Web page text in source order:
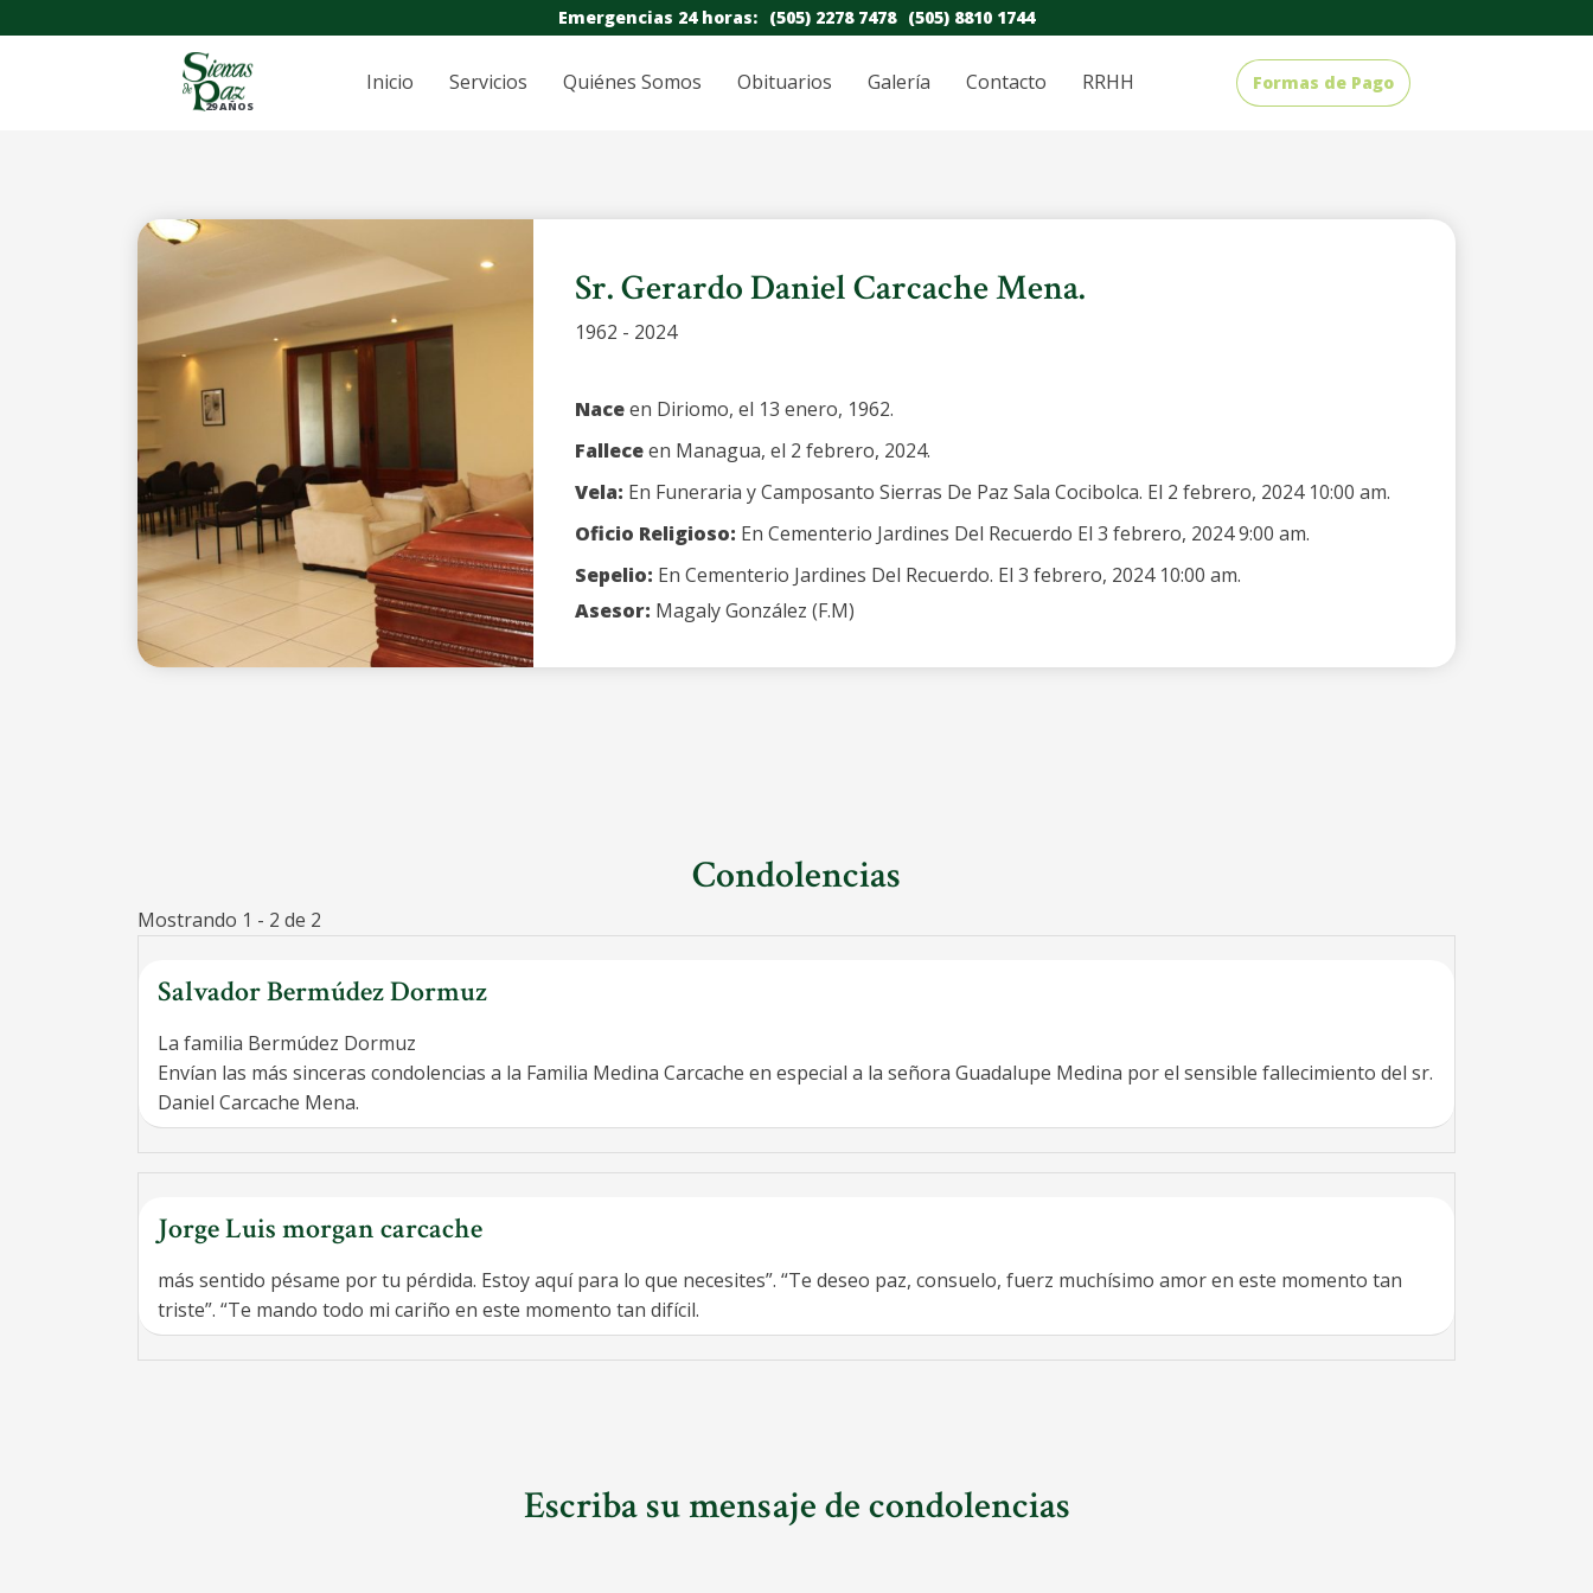
Emergencias 24 horas: (505) 2278 7478 (505) 8810 1744
29 AÑOS
Inicio Servicios Quiénes Somos Obituarios Galería Contacto RRHH Formas de Pago
Sr. Gerardo Daniel Carcache Mena.
1962 - 2024
Naceen Diriomo, el 13 enero, 1962.
Falleceen Managua, el 2 febrero, 2024.
Vela: En Funeraria y Camposanto Sierras De Paz Sala Cocibolca. El 2 febrero, 2024 10:00 am.
Oficio Religioso: En Cementerio Jardines Del Recuerdo El 3 febrero, 2024 9:00 am.
Sepelio: En Cementerio Jardines Del Recuerdo. El 3 febrero, 2024 10:00 am.
Asesor: Magaly González (F.M)
Condolencias
Mostrando 1 - 2 de 2
Salvador Bermúdez Dormuz
La familia Bermúdez Dormuz
Envían las más sinceras condolencias a la Familia Medina Carcache en especial a la señora Guadalupe Medina por el sensible fallecimiento del sr.
Daniel Carcache Mena.
Jorge Luis morgan carcache
más sentido pésame por tu pérdida. Estoy aquí para lo que necesites”. “Te deseo paz, consuelo, fuerz muchísimo amor en este momento tan
triste”. “Te mando todo mi cariño en este momento tan difícil.
Escriba su mensaje de condolencias